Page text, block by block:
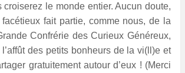
croiserez le monde entier. Aucun doute,
fait partie, comme nous, de la
Confrérie des Curieux Généreux,
des petits bonheurs de la vi(ll)e et
gratuitement autour d’eux ! (Merci